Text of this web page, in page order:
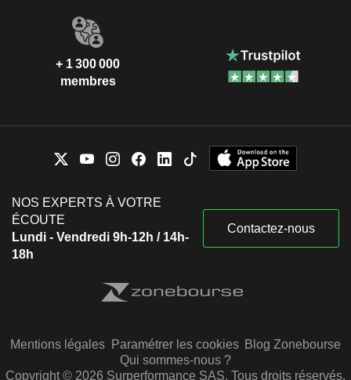
+ 1 300 000
membres
NOS EXPERTS À VOTRE
ÉCOUTE
Lundi - Vendredi 9h-12h / 14h-
18h
Contactez-nous
Mentions légales Paramétrer les cookies Blog Zonebourse
Qui sommes-nous ?
Copyright © 2026 Surperformance SAS. Tous droits réservés.